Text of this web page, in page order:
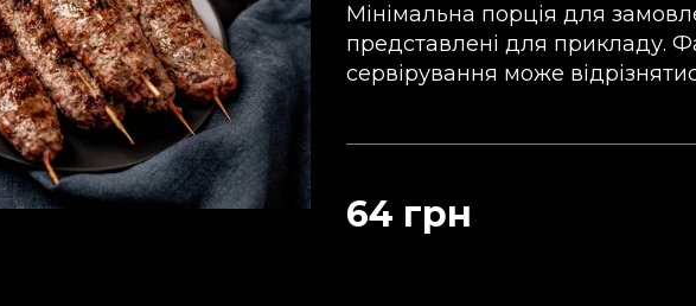
Мінімальна порція для
представлені для прикладу.
сервірування може
64 грн